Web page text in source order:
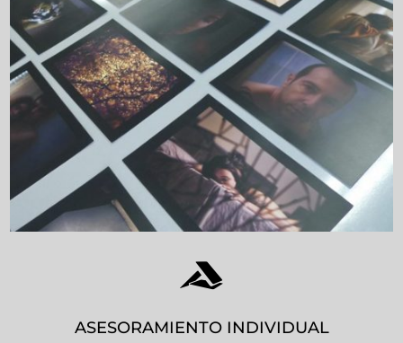

ASESORAMIENTO INDIVIDUAL